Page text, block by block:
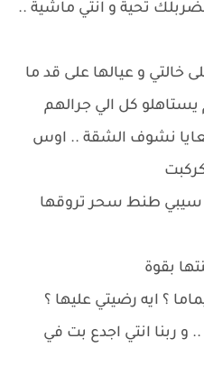
تحية و انتي ماشية ..
خالتي و عيالها على قد ما
يستاهلو كل الي جرالهم
معايا نشوف الشقة .. اوس
.. سيبي طنط سحر تروقها
بقوة
؟ ايه رضيتي عليها ؟
و ربنا انتي اجدع بت في